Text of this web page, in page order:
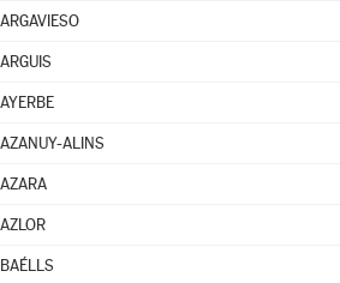
ARGAVIESO
ARGUIS
AYERBE
AZANUY-ALINS
AZARA
AZLOR
BAÉLLS